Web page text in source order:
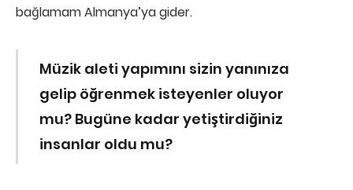
bağlamam Almanya’ya gider.
Müzik aleti yapımını sizin yanınıza
gelip öğrenmek isteyenler oluyor
mu? Bugüne kadar yetiştirdiğiniz
insanlar oldu mu?